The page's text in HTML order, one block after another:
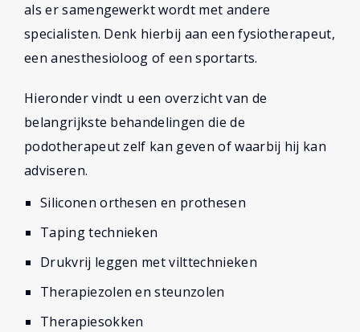
als er samengewerkt wordt met andere
specialisten. Denk hierbij aan een fysiotherapeut,
een anesthesioloog of een sportarts.
Hieronder vindt u een overzicht van de
belangrijkste behandelingen die de
podotherapeut zelf kan geven of waarbij hij kan
adviseren.
Siliconen orthesen en prothesen
Taping technieken
Drukvrij leggen met vilttechnieken
Therapiezolen en steunzolen
Therapiesokken